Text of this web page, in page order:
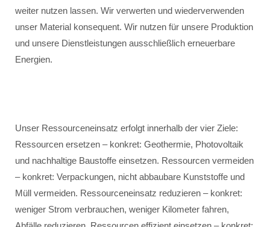
weiter nutzen lassen. Wir verwerten und wiederverwenden
unser Material konsequent. Wir nutzen für unsere Produktion
und unsere Dienstleistungen ausschließlich erneuerbare
Energien.
Unser Ressourceneinsatz erfolgt innerhalb der vier Ziele:
Ressourcen ersetzen – konkret: Geothermie, Photovoltaik
und nachhaltige Baustoffe einsetzen. Ressourcen vermeiden
– konkret: Verpackungen, nicht abbaubare Kunststoffe und
Müll vermeiden. Ressourceneinsatz reduzieren – konkret:
weniger Strom verbrauchen, weniger Kilometer fahren,